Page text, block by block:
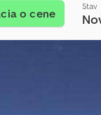
o cene
Stav